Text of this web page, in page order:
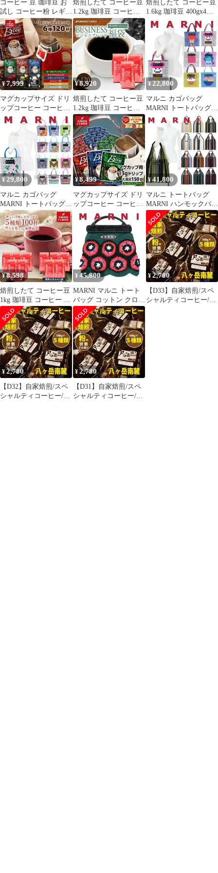
コーヒー 豆 珈琲豆 お
試し コーヒー粉 レギュ
ラーコーヒー ブレンド
夢・浪漫 0.8kg 80杯分
焙煎したて コーヒー豆
1.2kg 珈琲豆 コーヒー
大容量 400gx3袋 中挽
き/豆のまま 120杯分 飲
み比べ セット 贅沢 高
級 逸品 オーロ プラタ
ブロンセ 3種 金と銀と
銅 柔らか味
焙煎したて コーヒー豆
1.6kg 珈琲豆 400gx4袋
中挽き/豆のまま 160杯
分 飲み比べ セット ブ
ラジルサンライズ 朝に
おすすめのブレンド ア
フタヌーンブレンド 夜
におすすめのブレンド
¥7,999
マグカップサイズ ドリ
ップコーヒー コーヒー
濃いめ 13g ドリップパ
ック 13Drip 福袋 6種
120杯分 個包装 飲み比
べ セット オリジナル
クラシック ヨーロピア
ン DANDY
¥8,920
焙煎したて コーヒー豆
1.2kg 珈琲豆 コーヒー
大容量 400gx3袋 中挽
き/豆のまま 120杯分 業
務用 セット ビジネスブ
レンド
¥22,800
マルニ カゴバッグ
MARNI トートバッグ
レディース ジャージー
ハンドル バスケット ア
イスクリーム ピクニッ
クバッグ ブランド 人気
軽量 ナイロン
SHMH0013JG
¥ 29,800
マルニ カゴバッグ
MARNI トートバッグ
レディース バスケット
バッグ 編み込み 軽量
ナイロン ブランド ミニ
バッグ 人気 マルニフラ
ワーカフェ マルニマー
ケット
¥8,499
マグカップサイズ ドリ
ップコーヒー コーヒー
大容量 濃いめ 13g マグ
カップ ドリップパック
13Drip 福袋 150杯分 個
包装 13g 飲み比べ セッ
ト オリジナル クラシッ
ク ヨーロピアン
¥41,800
マルニ トートバッグ
MARNI ハンモックバッ
グ レディース ハンドバ
ッグ 肩掛け 4A対応 ブ
ランド ストライプ マル
ニフラワーカフェ マル
ニマーケット
SHMH0009A0
¥8,598
焙煎したて コーヒー豆
1kg 珈琲豆 コーヒー 大
容量 200gx5袋 中挽き/
豆のまま 100杯分 飲み
比べ セット 優しい味
濃い味
¥ 45,800
MARNI マルニ トート
バッグ コットン クロシ
ェバッグ 編み込み 花柄
ハンドバッグ カゴバッ
グ マルニフラワーカフ
ェ マルニマーケット グ
リーンフラワー
¥2,780
【D33】自家焙煎/スペ
シャルティコーヒー/ブ
¥2,780
【D32】自家焙煎/スペ
シャルティコーヒー/ブ
¥2,780
【D31】自家焙煎/スペ
シャルティコーヒー/ブ